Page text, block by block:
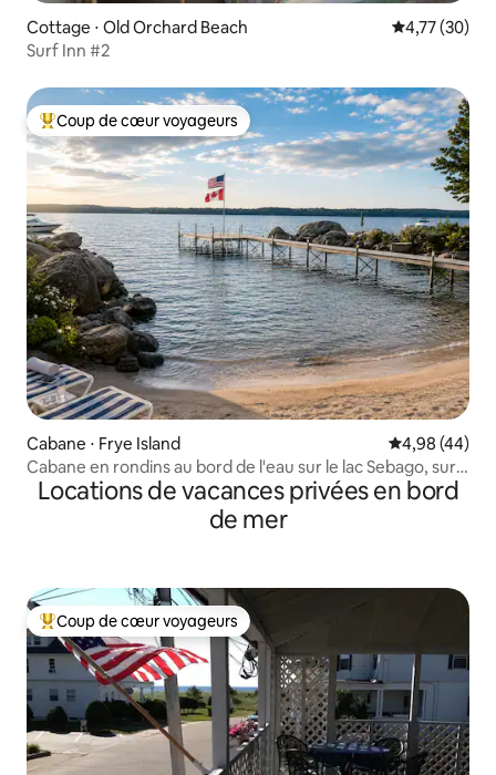
Cottage ⋅ Old Orchard Beach Évaluation
4,77 (30)
Surf Inn #2
Coups de cœur voyageurs les plus appréciés
Coup de cœur voyageurs
Cabane ⋅ Frye Island Évaluation
4,98 (44)
Cabane en rondins au bord de l'eau sur le lac Sebago, sur
l'île de Frye
Locations de vacances privées en bord
de mer
Coups de cœur voyageurs les plus appréciés
Coup de cœur voyageurs